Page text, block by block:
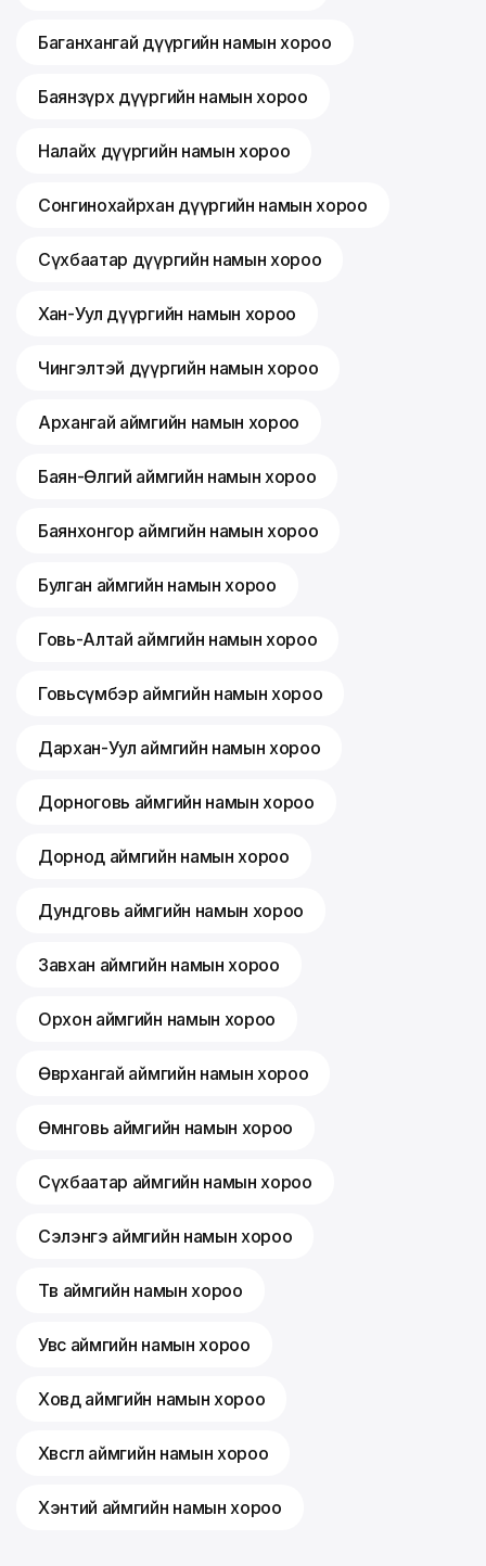
Баганхангай дүүргийн намын хороо
Баянзүрх дүүргийн намын хороо
Налайх дүүргийн намын хороо
Сонгинохайрхан дүүргийн намын хороо
Сүхбаатар дүүргийн намын хороо
Хан-Уул дүүргийн намын хороо
Чингэлтэй дүүргийн намын хороо
Архангай аймгийн намын хороо
Баян-Өлгий аймгийн намын хороо
Баянхонгор аймгийн намын хороо
Булган аймгийн намын хороо
Говь-Алтай аймгийн намын хороо
Говьсүмбэр аймгийн намын хороо
Дархан-Уул аймгийн намын хороо
Дорноговь аймгийн намын хороо
Дорнод аймгийн намын хороо
Дундговь аймгийн намын хороо
Завхан аймгийн намын хороо
Орхон аймгийн намын хороо
Өвөрхангай аймгийн намын хороо
Өмнөговь аймгийн намын хороо
Сүхбаатар аймгийн намын хороо
Сэлэнгэ аймгийн намын хороо
Төв аймгийн намын хороо
Увс аймгийн намын хороо
Ховд аймгийн намын хороо
Хөвсгөл аймгийн намын хороо
Хэнтий аймгийн намын хороо